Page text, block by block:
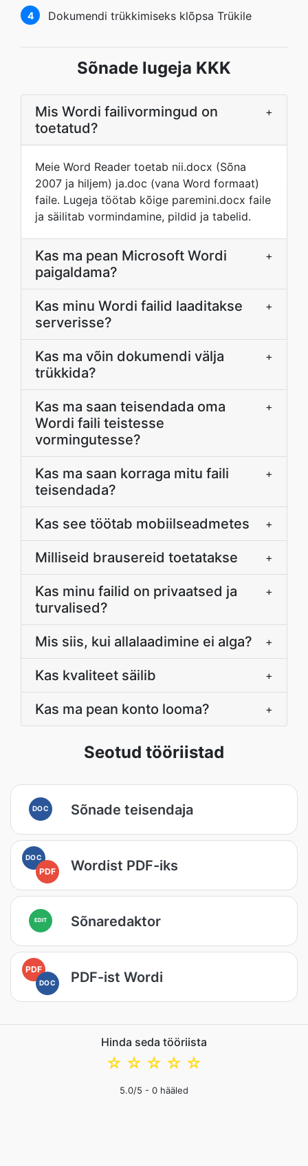
4 Dokumendi trükkimiseks klõpsa Trükile
Sõnade lugeja KKK
Mis Wordi failivormingud on
toetatud?
+
Meie Word Reader toetab nii.docx (Sõna
2007 ja hiljem) ja.doc (vana Word formaat)
faile. Lugeja töötab kõige paremini.docx faile
ja säilitab vormindamine, pildid ja tabelid.
Kas ma pean Microsoft Wordi
paigaldama?
+
Kas minu Wordi failid laaditakse
serverisse?
+
Kas ma võin dokumendi välja
trükkida?
+
Kas ma saan teisendada oma
Wordi faili teistesse
vormingutesse?
+
Kas ma saan korraga mitu faili
teisendada?
+
Kas see töötab mobiilseadmetes +
Milliseid brausereid toetatakse +
Kas minu failid on privaatsed ja
turvalised?
+
Mis siis, kui allalaadimine ei alga? +
Kas kvaliteet säilib +
Kas ma pean konto looma? +
Seotud tööriistad
DOC Sõnade teisendaja
DOC
PDF Wordist PDF-iks
EDIT Sõnaredaktor
PDF
DOC PDF-ist Wordi
Hinda seda tööriista
☆
☆
☆
☆
☆
5.0/5 - 0 hääled